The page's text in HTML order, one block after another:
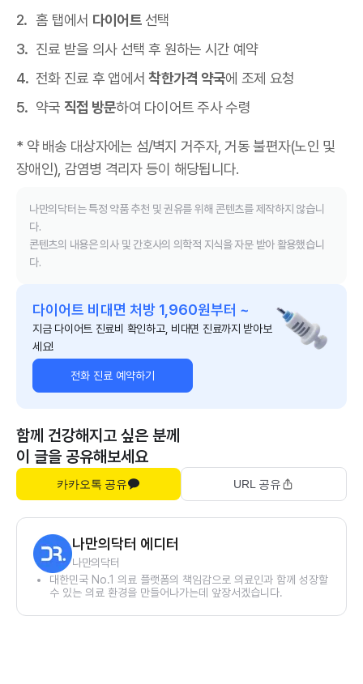
홈 탭에서 다이어트선택
진료 받을 의사 선택 후 원하는 시간 예약
전화 진료 후 앱에서착한가격 약국에 조제 요청
약국 직접 방문하여 다이어트 주사 수령
* 약 배송 대상자에는 섬/벽지 거주자, 거동 불편자(노인 및
장애인), 감염병 격리자 등이 해당됩니다.
나만의닥터는 특정 약품 추천 및 권유를 위해 콘텐츠를 제작하지 않습니
다.
콘텐츠의 내용은 의사 및 간호사의 의학적 지식을 자문 받아 활용했습니
다.
다이어트 비대면 처방 1,960원부터 ~
지금 다이어트 진료비 확인하고, 비대면 진료까지 받아보
세요!
전화 진료 예약하기
함께 건강해지고 싶은 분께
이 글을 공유해보세요
카카오톡 공유 URL 공유
나만의닥터 에디터
나만의닥터
대한민국 No.1 의료 플랫폼의 책임감으로 의료인과 함께 성장할
수 있는 의료 환경을 만들어나가는데 앞장서겠습니다.